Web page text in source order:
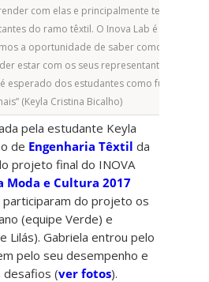
com elas e principalmente ter contato
do ramo têxtil. O Inova Lab é a cereja
a oportunidade de saber como é o dia-
estar com os seus representantes para
esperado dos estudantes como futuros
(Keyla Cristina Bicalho)
pela estudante Keyla
de Engenharia Têxtil da
projeto final do INOVA
Moda e Cultura 2017
participaram do projeto os
(equipe Verde) e
Lilás). Gabriela entrou pelo
pelo seu desempenho e
desafios (ver fotos).